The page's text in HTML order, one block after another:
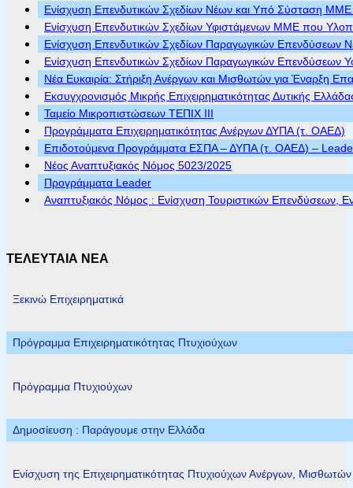
Ενίσχυση Επενδυτικών Σχεδίων Νέων και Υπό Σύσταση ΜΜΕ
Ενίσχυση Επενδυτικών Σχεδίων Υφιστάμενων ΜΜΕ που
Ενίσχυση Επενδυτικών Σχεδίων Παραγωγικών Επενδύσεων
Ενίσχυση Επενδυτικών Σχεδίων Παραγωγικών Επενδύσεων
Νέα Ευκαιρία: Στήριξη Ανέργων και Μισθωτών για Έναρξη
Εκσυγχρονισμός Μικρής Επιχειρηματικότητας Δυτικής
Ταμείο Μικροπιστώσεων ΤΕΠΙΧ ΙΙΙ
Προγράμματα Επιχειρηματικότητας Ανέργων ΔΥΠΑ (τ. ΟΑΕΔ)
Επιδοτούμενα Προγράμματα ΕΣΠΑ – ΔΥΠΑ (τ. ΟΑΕΔ) – Leader
Νέος Αναπτυξιακός Νόμος 5023/2025
Προγράμματα Leader
Αναπτυξιακός Νόμος : Ενίσχυση Τουριστικών Επενδύσεων,
ΤΕΛΕΥΤΑΙΑ ΝΕΑ
Ξεκινώ Επιχειρηματικά
Πρόγραμμα Επιχειρηματικότητας Πτυχιούχων
Πρόγραμμα Πτυχιούχων
Δημοσίευση : Παράγουμε στην Ελλάδα
Ενίσχυση της Επιχειρηματικότητας Πτυχιούχων Ανέργων,